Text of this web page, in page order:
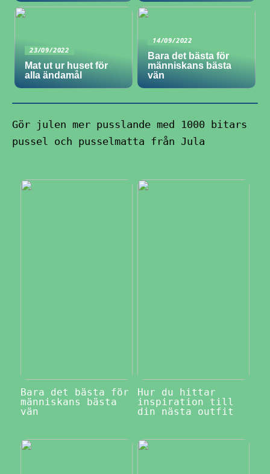
23/09/2022
Mat ut ur huset för
alla ändamål
14/09/2022
Bara det bästa för
människans bästa
vän
Gör julen mer pusslande med 1000 bitars
pussel och pusselmatta från Jula
Bara det bästa för
människans bästa
vän
Hur du hittar
inspiration till
din nästa outfit